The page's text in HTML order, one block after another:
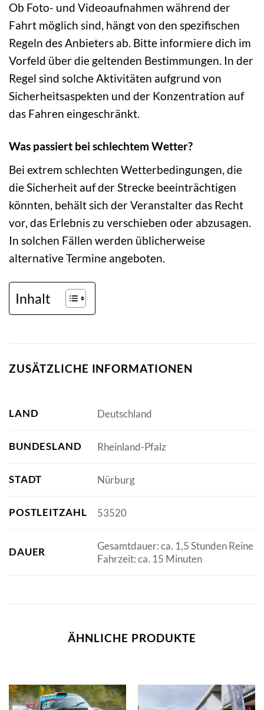
Ob Foto- und Videoaufnahmen während der
Fahrt möglich sind, hängt von den spezifischen
Regeln des Anbieters ab. Bitte informiere dich im
Vorfeld über die geltenden Bestimmungen. In der
Regel sind solche Aktivitäten aufgrund von
Sicherheitsaspekten und der Konzentration auf
das Fahren eingeschränkt.
Was passiert bei schlechtem Wetter?
Bei extrem schlechten Wetterbedingungen, die
die Sicherheit auf der Strecke beeinträchtigen
könnten, behält sich der Veranstalter das Recht
vor, das Erlebnis zu verschieben oder abzusagen.
In solchen Fällen werden üblicherweise
alternative Termine angeboten.
Inhalt
ZUSÄTZLICHE INFORMATIONEN
LAND Deutschland
BUNDESLAND Rheinland-Pfalz
STADT Nürburg
POSTLEITZAHL 53520
DAUER
Gesamtdauer: ca. 1,5 Stunden Reine
Fahrzeit: ca. 15 Minuten
ÄHNLICHE PRODUKTE